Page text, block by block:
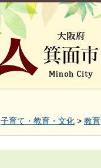
子育て・教育・文化 > 教育